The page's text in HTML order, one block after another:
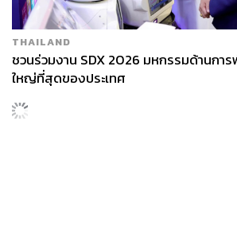
THAILAND
ชวนร่วมงาน SDX 2026 มหกรรมด้านก
ใหญ่ที่สุดของประเทศ